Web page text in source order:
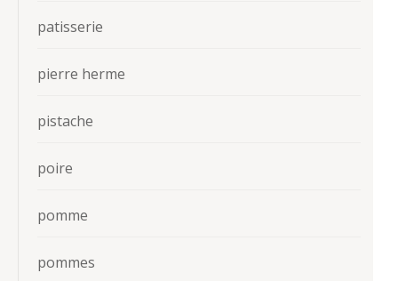
patisserie
pierre herme
pistache
poire
pomme
pommes